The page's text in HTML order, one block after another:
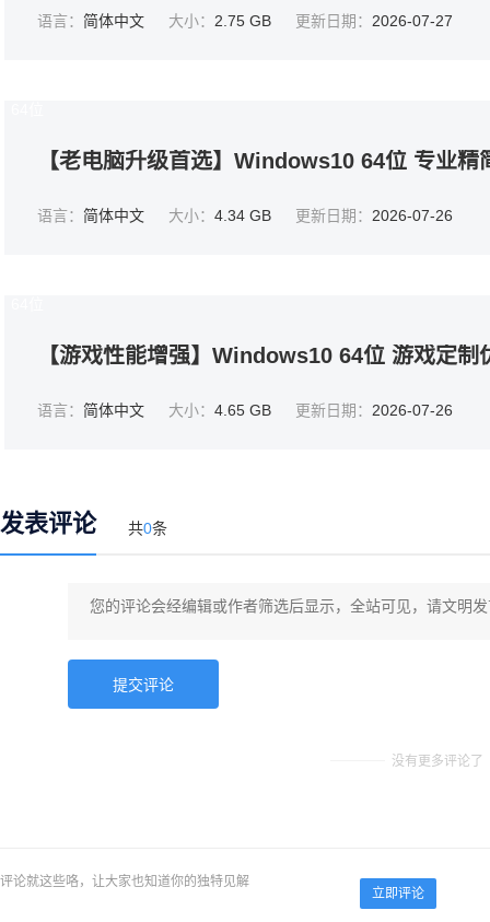
语言： 简体中文 大小： 2.75 GB 更新日期： 2026-07-27
【老电脑升级首选】Windows10 64位 专业精
语言： 简体中文 大小： 4.34 GB 更新日期： 2026-07-26
【游戏性能增强】Windows10 64位 游戏定制
语言： 简体中文 大小： 4.65 GB 更新日期： 2026-07-26
发表评论 共0条
没有更多评论了
评论就这些咯，让大家也知道你的独特见解
立即评论